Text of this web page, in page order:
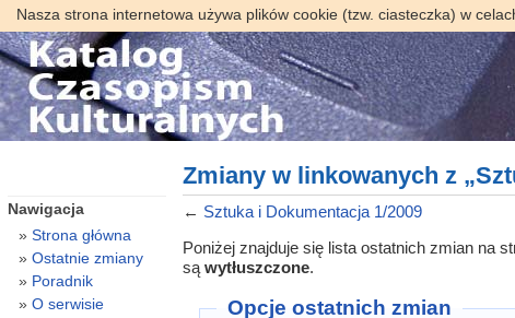
Nasza strona internetowa używa plików cookie (tzw. ciasteczka) w
Zmiany w linkowanych z
← Sztuka i Dokumentacja 1/2009
Poniżej znajduje się lista ostatnich zmian na
są wytłuszczone.
Opcje ostatnich zmian
Nawigacja
Strona główna
Ostatnie zmiany
Poradnik
O serwisie